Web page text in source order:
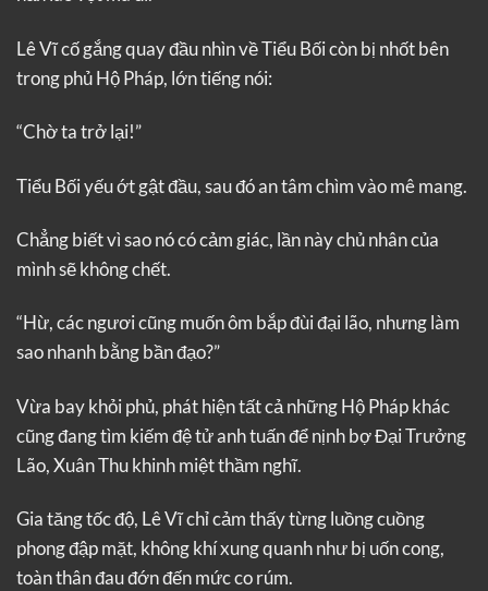
Lê Vĩ cố gắng quay đầu nhìn về Tiểu Bối còn bị nhốt bên
trong phủ Hộ Pháp, lớn tiếng nói:
“Chờ ta trở lại!”
Tiểu Bối yếu ớt gật đầu, sau đó an tâm chìm vào mê mang.
Chẳng biết vì sao nó có cảm giác, lần này chủ nhân của
mình sẽ không chết.
“Hừ, các ngươi cũng muốn ôm bắp đùi đại lão, nhưng làm
sao nhanh bằng bần đạo?”
Vừa bay khỏi phủ, phát hiện tất cả những Hộ Pháp khác
cũng đang tìm kiếm đệ tử anh tuấn để nịnh bợ Đại Trưởng
Lão, Xuân Thu khinh miệt thầm nghĩ.
Gia tăng tốc độ, Lê Vĩ chỉ cảm thấy từng luồng cuồng
phong đập mặt, không khí xung quanh như bị uốn cong,
toàn thân đau đớn đến mức co rúm.